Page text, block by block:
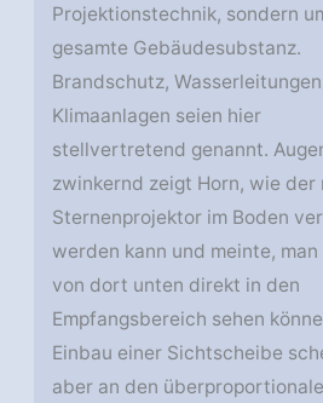
Projektionstechnik, sondern
gesamte Gebäudesubstanz.
Brandschutz,
Klimaanlagen seien hier
stellvertretend genannt.
zwinkernd zeigt Horn, wie der
Sternenprojektor im Boden
werden kann und meinte,
von dort unten direkt in den
Empfangsbereich sehen
Einbau einer Sichtscheibe
aber an den